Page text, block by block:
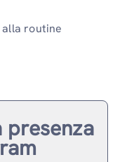
routine
presenza